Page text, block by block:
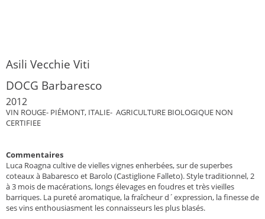
Asili Vecchie Viti
DOCG Barbaresco
2012
VIN ROUGE- PIÉMONT, ITALIE- AGRICULTURE BIOLOGIQUE NON
CERTIFIEE
Commentaires
Luca Roagna cultive de vielles vignes enherbées, sur de superbes
coteaux à Babaresco et Barolo (Castiglione Falleto). Style traditionnel, 2
à 3 mois de macérations, longs élevages en foudres et très vieilles
barriques. La pureté aromatique, la fraîcheur d´expression, la finesse de
ses vins enthousiasment les connaisseurs les plus blasés.